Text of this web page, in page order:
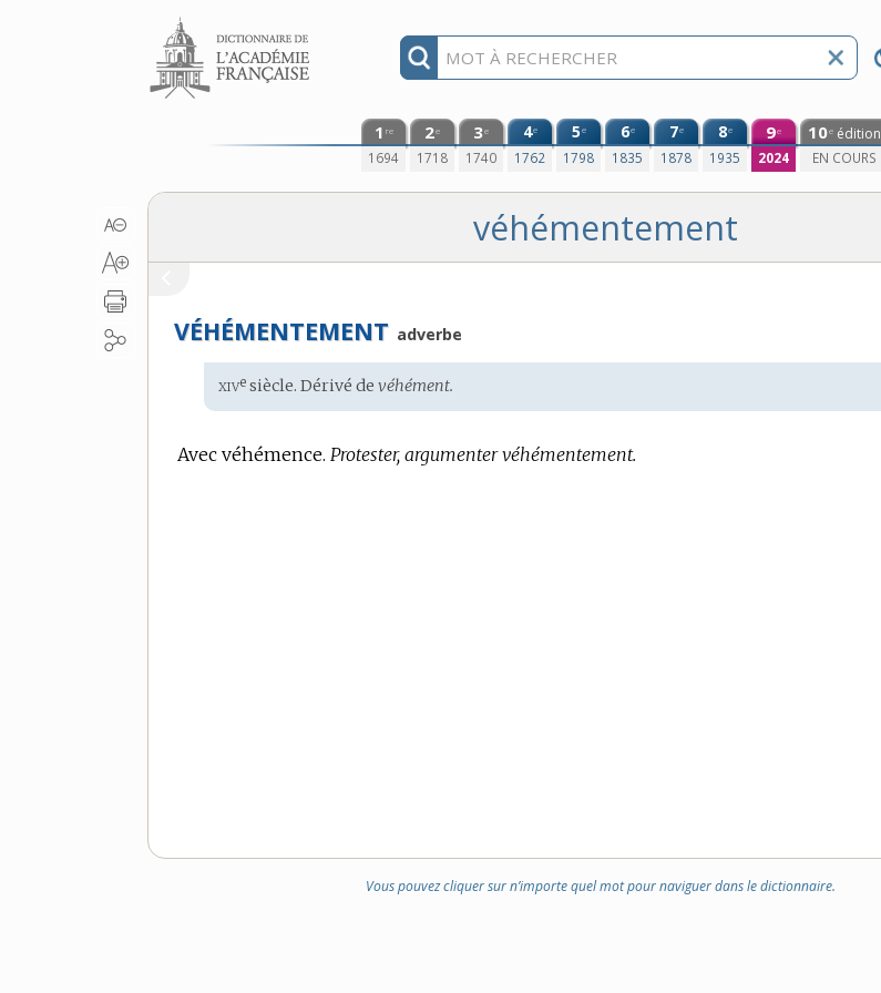
Aller au contenu
1 re
1694
2e
1718
3e
1740
4e
1762
5e
1798
6e
1835
7e
1878
8e
1935
9e
2024
10e édition
EN COURS
véhémentement
VÉHÉMENTEMENT adverbe
Étymologie
:
xive siècle. Dérivé devéhément.
Avec véhémence. Protester, argumenter véhémentement.
Vous pouvez cliquer sur n’importe quel mot pour naviguer dans le dictionnaire.